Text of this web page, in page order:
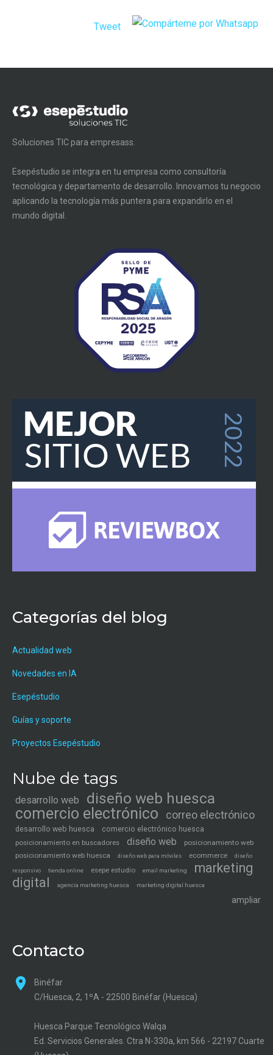
Tweet
Soluciones TIC para empresass.
Esepéstudio se integra en tu empresa como consultoría
tecnológica y departamento de desarrollo. Innovamos tu negocio
aplicando la tecnología más puntera para expandirlo en el
mundo digital.
Categorías del blog
Actualidad web
Novedades en IA
Esepéstudio
Guías y soporte
Proyectos Esepéstudio
Nube de tags
desarrollo web
diseño web huesca
comercio electrónico
correo electrónico
desarrollo web huesca comercio electrónico huesca
posicionamiento en buscadores diseño web
posicionamiento web
posicionamiento web huesca
diseño web para móviles ecommerce diseño
responsivo tienda online esepe estudio email marketing
marketing
digital
agencia marketing huesca marketing digital huesca
ampliar
Contacto
Binéfar
C/Huesca, 2, 1ºA - 22500 Binéfar (Huesca)
Huesca Parque Tecnológico Walqa
Ed. Servicios Generales. Ctra N-330a, km 566 - 22197 Cuarte